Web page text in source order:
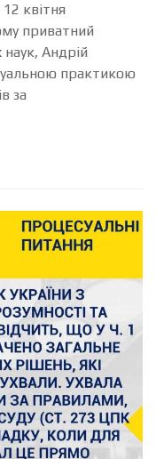
квітня
приватний
Андрій
практикою
за